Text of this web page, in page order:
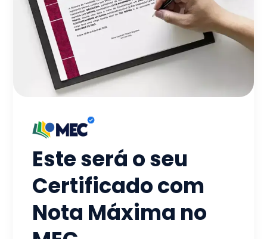
Este será o seu
Certificado com
Nota Máxima no